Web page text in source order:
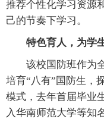
推荐个性化学习资源
己的节奏下学习。
特色育人，为学
该校国防班作为全
培育“八有”国防生，
模式，去年首届毕业
入华南师范大学等知